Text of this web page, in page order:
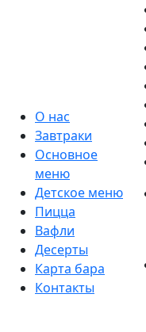
О нас
Завтраки
Основное
меню
Детское меню
Пицца
Вафли
Десерты
Карта бара
Контакты